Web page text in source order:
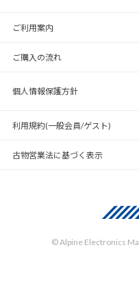
ご利用案内
ご購入の流れ
個人情報保護方針
利用規約(一般会員/ゲスト)
古物営業法に基づく表示
© Alpine Electronics